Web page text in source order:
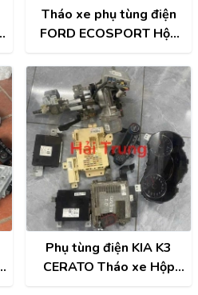
Tháo xe phụ tùng điện
FORD ECOSPORT Hộp
khí, Đồng hồ, Công tắc
điều hòa, Màn hình, ECU,
ABS,...
Phụ tùng điện KIA K3
CERATO Tháo xe Hộp